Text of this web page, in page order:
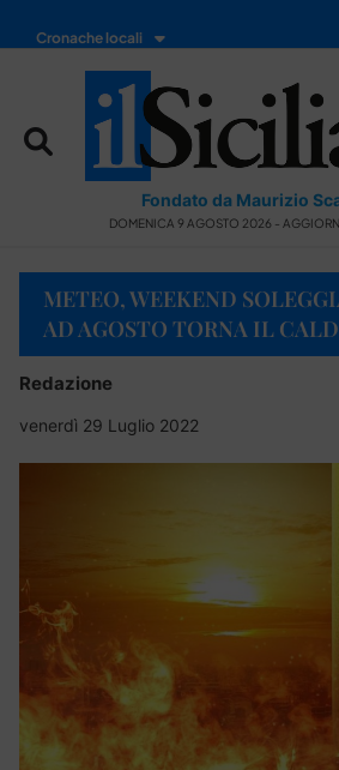
Cronache locali
Fondato da Maurizio
DOMENICA 9 AGOSTO 2026 -
METEO, WEEKEND
AD AGOSTO TORNA IL
Redazione
venerdì 29 Luglio 2022